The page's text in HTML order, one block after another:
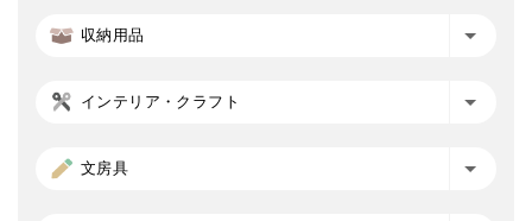
収納用品
インテリア・クラフト
文房具